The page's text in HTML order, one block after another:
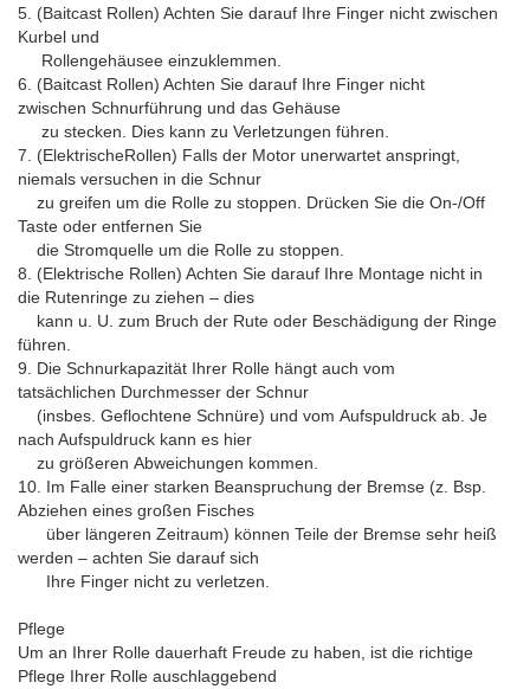
5. (Baitcast Rollen) Achten Sie darauf Ihre Finger nicht zwischen
Kurbel und
Rollengehäusee einzuklemmen.
6. (Baitcast Rollen) Achten Sie darauf Ihre Finger nicht
zwischen Schnurführung und das Gehäuse
zu stecken. Dies kann zu Verletzungen führen.
7. (ElektrischeRollen) Falls der Motor unerwartet anspringt,
niemals versuchen in die Schnur
zu greifen um die Rolle zu stoppen. Drücken Sie die On-/Off
Taste oder entfernen Sie
die Stromquelle um die Rolle zu stoppen.
8. (Elektrische Rollen) Achten Sie darauf Ihre Montage nicht in
die Rutenringe zu ziehen – dies
kann u. U. zum Bruch der Rute oder Beschädigung der Ringe
führen.
9. Die Schnurkapazität Ihrer Rolle hängt auch vom
tatsächlichen Durchmesser der Schnur
(insbes. Geflochtene Schnüre) und vom Aufspuldruck ab. Je
nach Aufspuldruck kann es hier
zu größeren Abweichungen kommen.
10. Im Falle einer starken Beanspruchung der Bremse (z. Bsp.
Abziehen eines großen Fisches
über längeren Zeitraum) können Teile der Bremse sehr heiß
werden – achten Sie darauf sich
Ihre Finger nicht zu verletzen.
Pflege
Um an Ihrer Rolle dauerhaft Freude zu haben, ist die richtige
Pflege Ihrer Rolle auschlaggebend